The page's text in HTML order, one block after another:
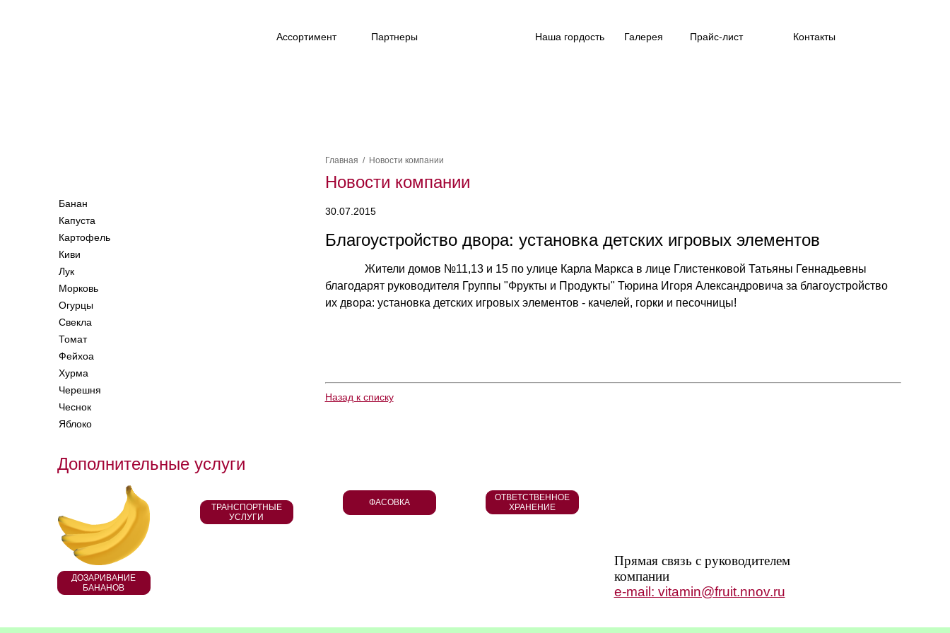
Ассортимент Партнеры Наша гордость Галерея Прайс-лист Контакты
Банан
Капуста
Картофель
Киви
Лук
Морковь
Огурцы
Свекла
Томат
Фейхоа
Хурма
Черешня
Чеснок
Яблоко
Главная / Новости компании
Новости компании
30.07.2015
Благоустройство двора: установка детских игровых элементов
Жители домов №11,13 и 15 по улице Карла Маркса в лице Глистенковой Татьяны Геннадьевны
благодарят руководителя Группы "Фрукты и Продукты" Тюрина Игоря Александровича за благоустройство
их двора: установка детских игровых элементов - качелей, горки и песочницы!
Назад к списку
Дополнительные услуги
ДОЗАРИВАНИЕ
БАНАНОВ
ТРАНСПОРТНЫЕ
УСЛУГИ
ФАСОВКА
ОТВЕТСТВЕННОЕ
ХРАНЕНИЕ
Прямая связь с руководителем
компании
e-mail: vitamin@fruit.nnov.ru